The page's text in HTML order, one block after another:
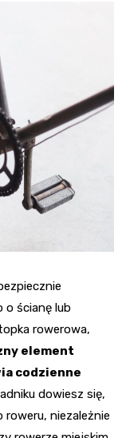
o ścianę lub
rowerowa,
element
codzienne
dowiesz się,
niezależnie